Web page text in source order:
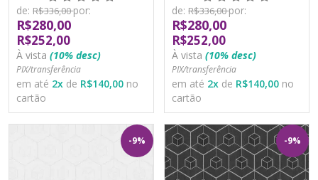
de: R$336,00por:
R$280,00
R$252,00
À vista (10% desc)
PIX/transferência
em até 2x de R$140,00 no
cartão
de: R$336,00por:
R$280,00
R$252,00
À vista (10% desc)
PIX/transferência
em até 2x de R$140,00 no
cartão
-9% -9%